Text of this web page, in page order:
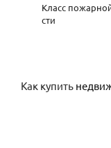
Класс
сти
Как купить